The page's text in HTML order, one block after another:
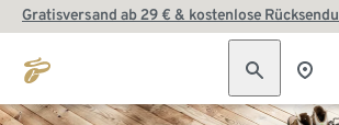
Gratisversand ab 29 € & kostenlose